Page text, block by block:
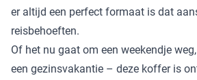
er altijd een perfect formaat is dat
reisbehoeften.
Of het nu gaat om een weekendje
een gezinsvakantie – deze koffer is